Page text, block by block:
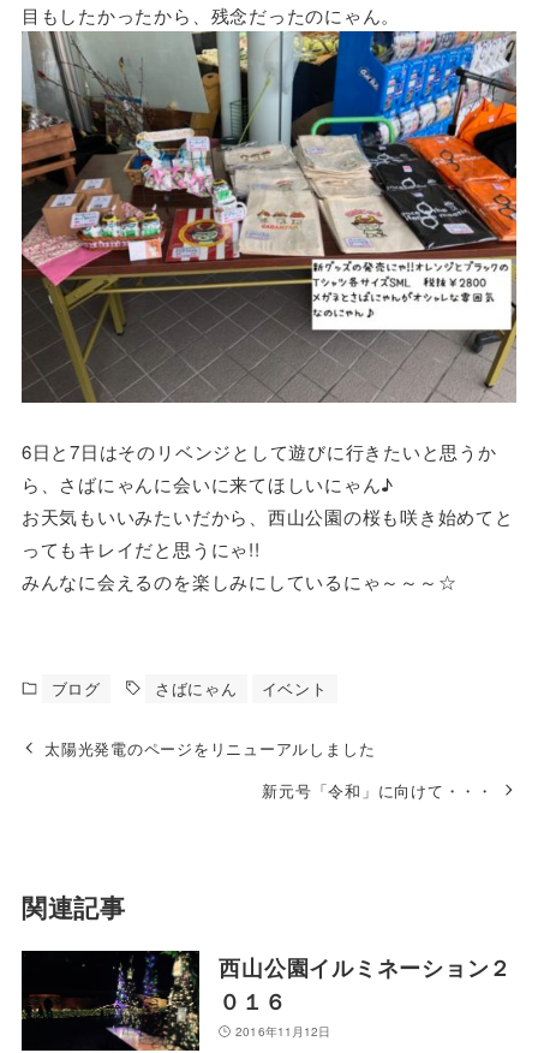
目もしたかったから、残念だったのにゃん。
6日と7日はそのリベンジとして遊びに行きたいと思うか
ら、さばにゃんに会いに来てほしいにゃん♪
お天気もいいみたいだから、西山公園の桜も咲き始めてと
ってもキレイだと思うにゃ!!
みんなに会えるのを楽しみにしているにゃ～～～☆
ブログ さばにゃん イベント
太陽光発電のページをリニューアルしました
新元号「令和」に向けて・・・
関連記事
西山公園イルミネーション２
０１６
2016年11月12日